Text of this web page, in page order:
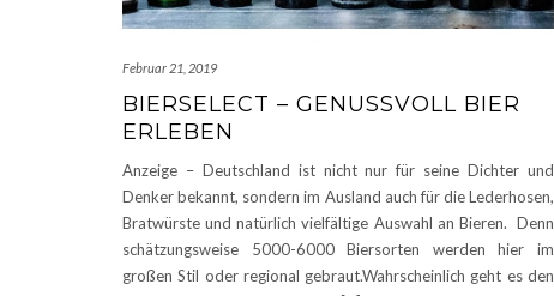
Februar 21, 2019
BIERSELECT – GENUSSVOLL BIER
ERLEBEN
Anzeige – Deutschland ist nicht nur für seine Dichter und
Denker bekannt, sondern im Ausland auch für die Lederhosen,
Bratwürste und natürlich vielfältige Auswahl an Bieren. Denn
schätzungsweise 5000-6000 Biersorten werden hier im
großen Stil oder regional gebraut.Wahrscheinlich geht es den